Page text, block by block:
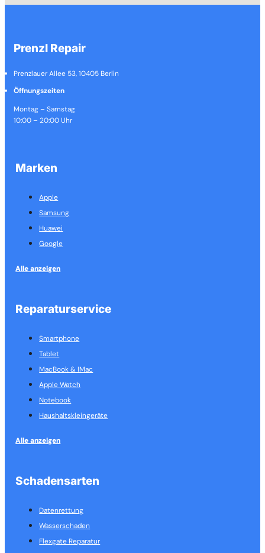
Prenzl Repair
Prenzlauer Allee 53, 10405 Berlin
Öffnungszeiten
Montag – Samstag
10:00 – 20:00 Uhr
Marken
Apple
Samsung
Huawei
Google
Alle anzeigen
Reparaturservice
Smartphone
Tablet
MacBook & IMac
Apple Watch
Notebook
Haushalts­kleingeräte
Alle anzeigen
Schadensarten
Datenrettung
Wasserschaden
Flexgate Reparatur